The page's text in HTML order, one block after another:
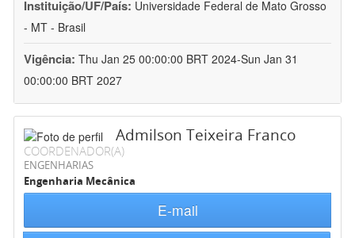
Instituição/UF/País: Universidade Federal de Mato Grosso
- MT - Brasil
Vigência: Thu Jan 25 00:00:00 BRT 2024-Sun Jan 31
00:00:00 BRT 2027
Admilson Teixeira Franco
COORDENADOR(A)
ENGENHARIAS
Engenharia Mecânica
E-mail